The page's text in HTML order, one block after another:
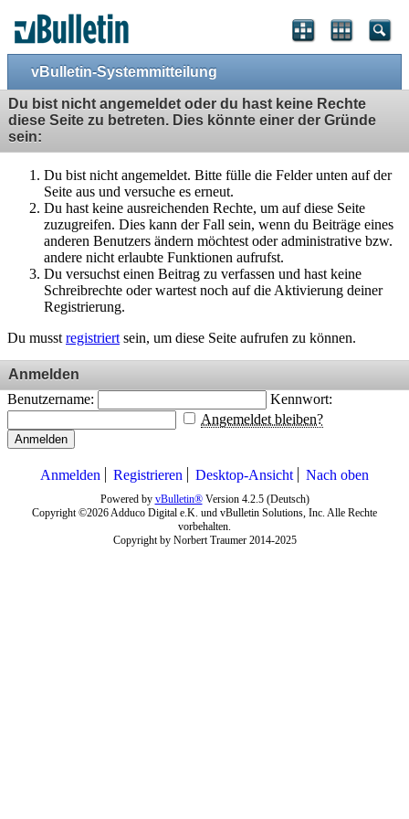
vBulletin-Systemmitteilung
Du bist nicht angemeldet oder du hast keine Rechte
diese Seite zu betreten. Dies könnte einer der Gründe
sein:
Du bist nicht angemeldet. Bitte fülle die Felder unten auf der
Seite aus und versuche es erneut.
Du hast keine ausreichenden Rechte, um auf diese Seite
zuzugreifen. Dies kann der Fall sein, wenn du Beiträge eines
anderen Benutzers ändern möchtest oder administrative bzw.
andere nicht erlaubte Funktionen aufrufst.
Du versuchst einen Beitrag zu verfassen und hast keine
Schreibrechte oder wartest noch auf die Aktivierung deiner
Registrierung.
Du musst registriert sein, um diese Seite aufrufen zu können.
Anmelden
Benutzername:
Kennwort:
Angemeldet bleiben?
Anmelden
Anmelden Registrieren Desktop-Ansicht Nach oben
Powered by vBulletin®Version 4.2.5 (Deutsch)
Copyright ©2026 Adduco Digital e.K. und vBulletin Solutions, Inc. Alle Rechte
vorbehalten.
Copyright by Norbert Traumer 2014-2025